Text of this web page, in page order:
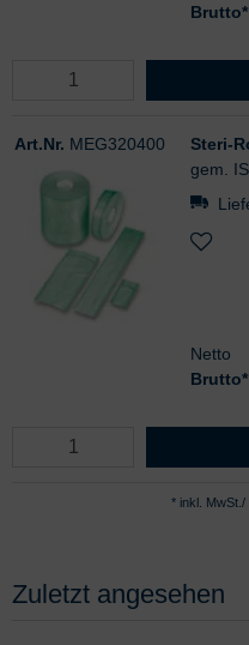
Brutto*
Art.Nr. MEG320400
Steri-
gem.
Netto
Brutto*
* inkl. MwSt./
Zuletzt angesehen